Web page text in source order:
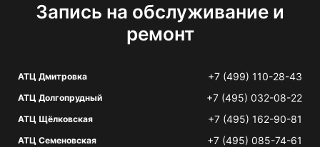
Запись на обслуживание и
ремонт
АТЦ Дмитровка +7 (499) 110-28-43
АТЦ Долгопрудный +7 (495) 032-08-22
АТЦ Щёлковская +7 (495) 162-90-81
АТЦ Семеновская +7 (495) 085-74-61